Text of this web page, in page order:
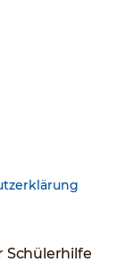
Schülerhilfe